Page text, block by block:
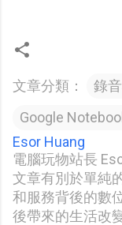
文章分類： 錄
Google
Esor Huang
電腦玩物站長
文章有別於單純
和服務背後的數
後帶來的生活改